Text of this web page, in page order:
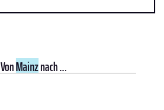
VonMainznach ...